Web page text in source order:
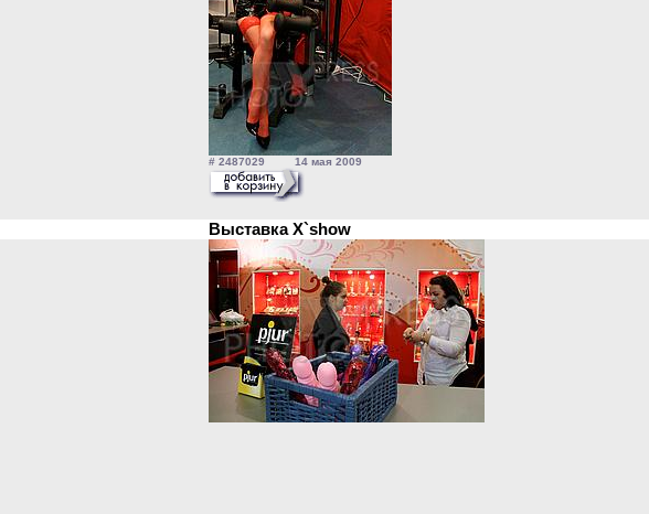
# 2487029 14 мая 2009
Выставка X`show